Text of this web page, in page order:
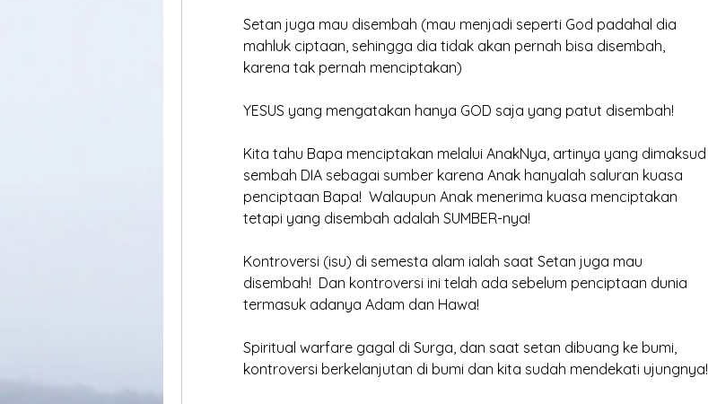
Setan juga mau disembah (mau menjadi seperti God padahal dia
mahluk ciptaan, sehingga dia tidak akan pernah bisa disembah,
karena tak pernah menciptakan)
YESUS yang mengatakan hanya GOD saja yang patut disembah!
Kita tahu Bapa menciptakan melalui AnakNya, artinya yang dimaksud
sembah DIA sebagai sumber karena Anak hanyalah saluran kuasa
penciptaan Bapa!  Walaupun Anak menerima kuasa menciptakan
tetapi yang disembah adalah SUMBER-nya!
Kontroversi (isu) di semesta alam ialah saat Setan juga mau
disembah!  Dan kontroversi ini telah ada sebelum penciptaan dunia
termasuk adanya Adam dan Hawa!
Spiritual warfare gagal di Surga, dan saat setan dibuang ke bumi,
kontroversi berkelanjutan di bumi dan kita sudah mendekati ujungnya!